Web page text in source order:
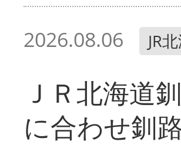
2026.08.06 JR
ＪＲ北海道
に合わせ釧